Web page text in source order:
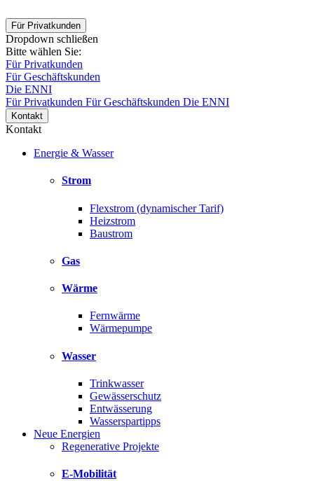
Für Privatkunden
Dropdown schließen
Bitte wählen Sie:
Für Privatkunden
Für Geschäftskunden
Die ENNI
Für Privatkunden Für Geschäftskunden Die ENNI
Kontakt
Kontakt
Energie & Wasser
Strom
Flexstrom (dynamischer Tarif)
Heizstrom
Baustrom
Gas
Wärme
Fernwärme
Wärmepumpe
Wasser
Trinkwasser
Gewässerschutz
Entwässerung
Wasserspartipps
Neue Energien
Regenerative Projekte
E-Mobilität